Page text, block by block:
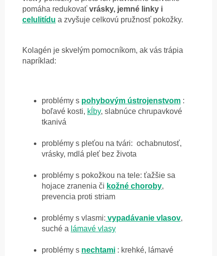
pomáha redukovať vrásky, jemné linky i
celulitídu a zvyšuje celkovú pružnosť pokožky.
Kolagén je skvelým pomocníkom, ak vás trápia
napríklad:
problémy s pohybovým ústrojenstvom :
boľavé kosti, kĺby, slabnúce chrupavkové
tkanivá
problémy s pleťou na tvári: ochabnutosť,
vrásky, mdlá pleť bez života
problémy s pokožkou na tele: ťažšie sa
hojace zranenia či kožné choroby,
prevencia proti striam
problémy s vlasmi: vypadávanie vlasov,
suché a lámavé vlasy
problémy s nechtami : krehké, lámavé